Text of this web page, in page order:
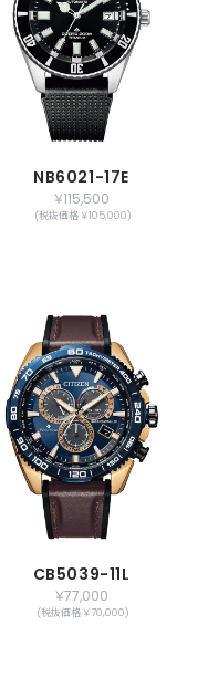
NB6021-17E
￥115,500
(税抜価格 ￥105,000)
CB5039-11L
￥77,000
(税抜価格 ￥70,000)